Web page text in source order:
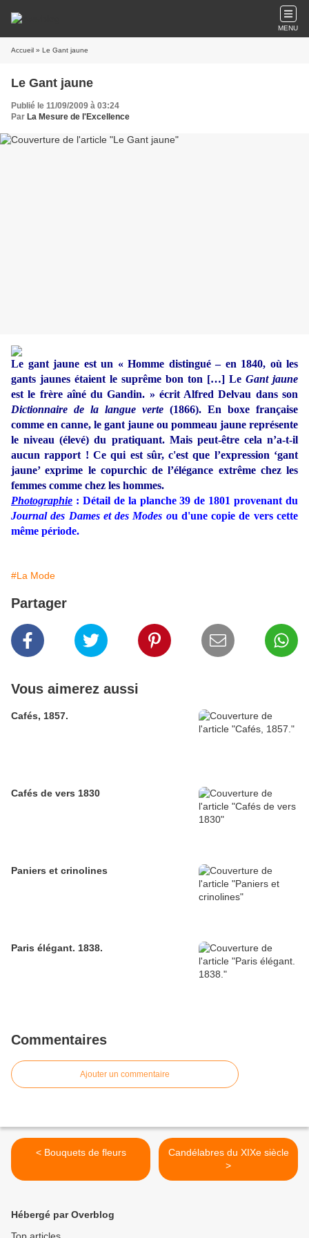
MENU
Accueil » Le Gant jaune
Le Gant jaune
Publié le 11/09/2009 à 03:24
Par La Mesure de l'Excellence
Le gant jaune est un « Homme distingué – en 1840, où les
gants jaunes étaient le suprême bon ton […] Le Gant jaune
est le frère aîné du Gandin. » écrit Alfred Delvau dans son
Dictionnaire de la langue verte (1866). En boxe française
comme en canne, le gant jaune ou pommeau jaune représente
le niveau (élevé) du pratiquant. Mais peut-être cela n’a-t-il
aucun rapport ! Ce qui est sûr, c'est que l’expression ‘gant
jaune’ exprime le copurchic de l’élégance extrême chez les
femmes comme chez les hommes.
Photographie : Détail de la planche 39 de 1801 provenant du
Journal des Dames et des Modes ou d'une copie de vers cette
même période.
#La Mode
Partager
Vous aimerez aussi
Cafés, 1857.
Cafés de vers 1830
Paniers et crinolines
Paris élégant. 1838.
Commentaires
Ajouter un commentaire
< Bouquets de fleurs
Candélabres du XIXe siècle
>
Hébergé par Overblog